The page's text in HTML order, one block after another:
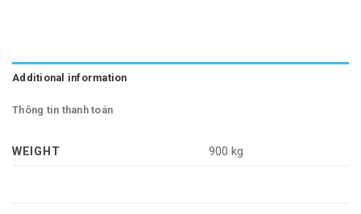
Additional information
Thông tin thanh toán
WEIGHT 900 kg